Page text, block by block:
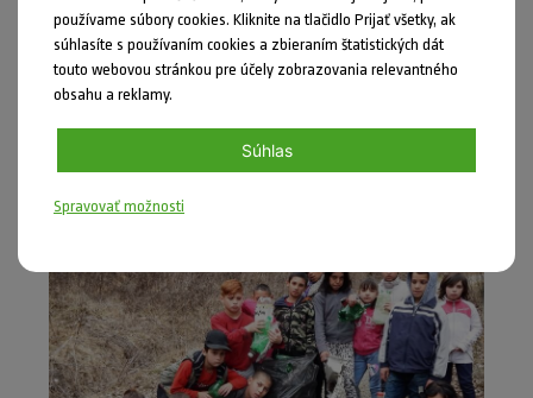
používame súbory cookies. Kliknite na tlačidlo Prijať všetky, ak
súhlasíte s používaním cookies a zbieraním štatistických dát
touto webovou stránkou pre účely zobrazovania relevantného
obsahu a reklamy.
Súhlas
Spravovať možnosti